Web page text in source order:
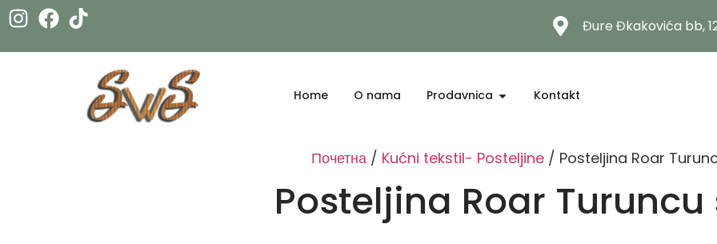
Đure Đkakovića bb,
Home O nama Prodavnica Kontakt
Почетна / Kućni tekstil- Posteljine / Posteljina Roar
Posteljina Roar Turuncu